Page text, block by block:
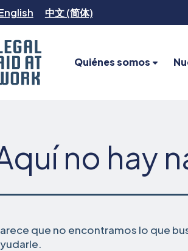
中文 (简体)
Quiénes somos
no hay
que no encontramos lo que